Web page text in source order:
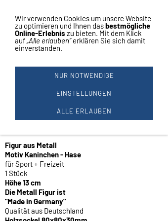
Navigation einblenden
1 Kaninchen Figur
aus Metall Farbe
silber #22119
Figur aus Metall
Motiv Kaninchen - Hase
für Sport + Freizeit
1 Stück
Höhe 13 cm
Die Metall Figur ist
"Made in Germany"
Qualität aus Deutschland
Wir verwenden Cookies um unsere Website
zu optimieren und Ihnen dasbestmögliche
Online-Erlebnis zu bieten. Mit dem Klick
auf„Alle erlauben“erklären Sie sich damit
einverstanden.
NUR NOTWENDIGE
EINSTELLUNGEN
ALLE ERLAUBEN